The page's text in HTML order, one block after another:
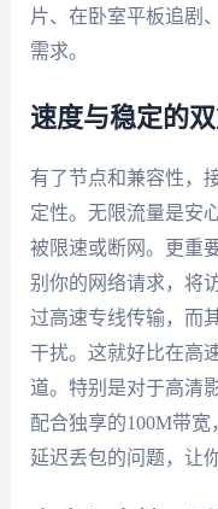
片、在卧室平板追剧
需求。
速度与稳定的
有了节点和兼容性，
定性。无限流量是安
被限速或断网。更重
别你的网络请求，将
过高速专线传输，而
干扰。这就好比在高
道。特别是对于高清
配合独享的100M带
延迟丢包的问题，让